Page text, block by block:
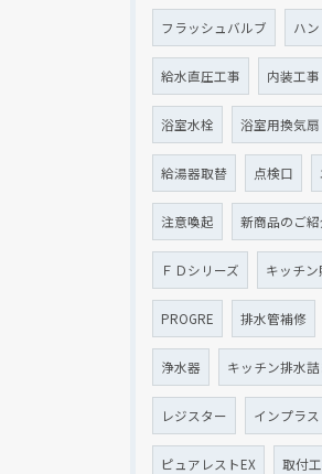
フラッシュバルブ ハ
給水直圧工事 内装工事
浴室水栓 浴室用換気扇
給湯器取替 点検口
注意喚起 新商品のご紹
ＦＤシリーズ キッチン
PROGRE 排水管補修
浄水器 キッチン排水詰
レジスター インプラス
ピュアレストEX 取付